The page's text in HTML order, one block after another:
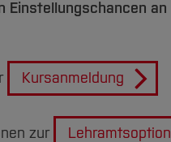
Einstellungschancen an
Kursanmeldung
zur Lehramtsoption